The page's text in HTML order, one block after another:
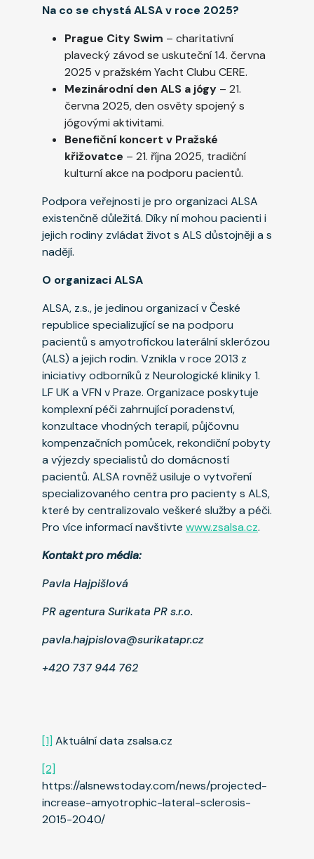
Na co se chystá ALSA v roce 2025?
Prague City Swim – charitativní
plavecký závod se uskuteční 14. června
2025 v pražském Yacht Clubu CERE.
Mezinárodní den ALS a jógy – 21.
června 2025, den osvěty spojený s
jógovými aktivitami.
Benefiční koncert v Pražské
křižovatce – 21. října 2025, tradiční
kulturní akce na podporu pacientů.
Podpora veřejnosti je pro organizaci ALSA
existenčně důležitá. Díky ní mohou pacienti i
jejich rodiny zvládat život s ALS důstojněji a s
nadějí.
O organizaci ALSA
ALSA, z.s., je jedinou organizací v České
republice specializující se na podporu
pacientů s amyotrofickou laterální sklerózou
(ALS) a jejich rodin. Vznikla v roce 2013 z
iniciativy odborníků z Neurologické kliniky 1.
LF UK a VFN v Praze. Organizace poskytuje
komplexní péči zahrnující poradenství,
konzultace vhodných terapií, půjčovnu
kompenzačních pomůcek, rekondiční pobyty
a výjezdy specialistů do domácností
pacientů. ALSA rovněž usiluje o vytvoření
specializovaného centra pro pacienty s ALS,
které by centralizovalo veškeré služby a péči.
Pro více informací navštivte www.zsalsa.cz.
Kontakt pro média:
Pavla Hajpišlová
PR agentura Surikata PR s.r.o.
pavla.hajpislova@surikatapr.cz
+420 737 944 762
[1] Aktuální data zsalsa.cz
[2]
https://alsnewstoday.com/news/projected-
increase-amyotrophic-lateral-sclerosis-
2015-2040/